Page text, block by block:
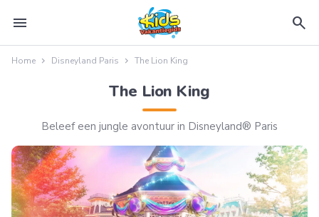
menu search
Home Disneyland Paris The Lion King
The Lion King
Beleef een jungle avontuur in Disneyland® Paris